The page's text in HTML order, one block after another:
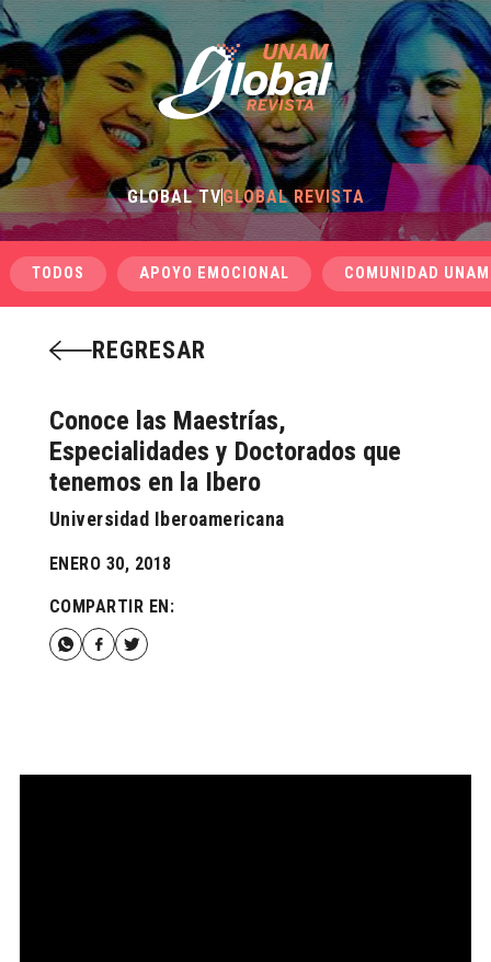
GLOBAL TVGLOBAL REVISTA
TODOS APOYO EMOCIONAL COMUNIDAD UNAM
REGRESAR
Conoce las Maestrías,
Especialidades y Doctorados que
tenemos en la Ibero
Universidad Iberoamericana
ENERO 30, 2018
COMPARTIR EN: